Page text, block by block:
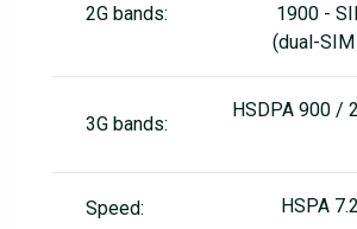
2G bands:
1900 -
(dual-
3G bands:
HSDPA 900 /
Speed: HSPA